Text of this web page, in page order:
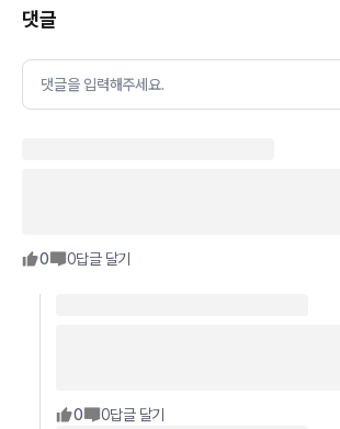
댓글
댓글을 입력해주세요.
0 0답글 달기
0 0답글 달기